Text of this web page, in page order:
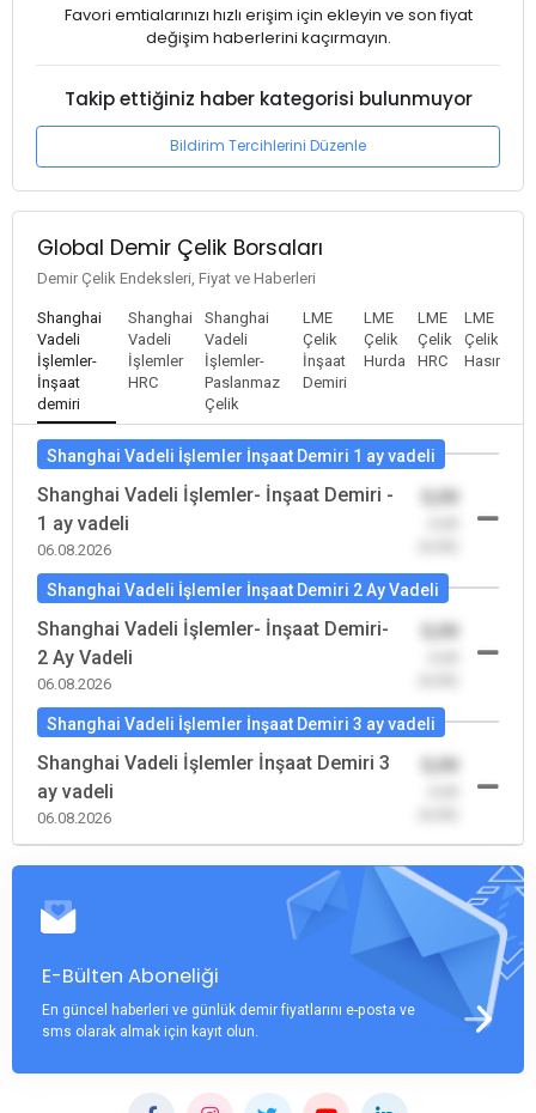
Favori emtialarınızı hızlı erişim için ekleyin ve son fiyat
değişim haberlerini kaçırmayın.
Takip ettiğiniz haber kategorisi bulunmuyor
Bildirim Tercihlerini Düzenle
Global Demir Çelik Borsaları
Demir Çelik Endeksleri, Fiyat ve Haberleri
Shanghai
Vadeli
İşlemler-
İnşaat
demiri
Shanghai
Vadeli
İşlemler
HRC
Shanghai
Vadeli
İşlemler-
Paslanmaz
Çelik
LME
Çelik
İnşaat
Demiri
LME
Çelik
Hurda
LME
Çelik
HRC
LME
Çelik
Hasır
Shanghai Vadeli İşlemler İnşaat Demiri 1 ay vadeli
Shanghai Vadeli İşlemler- İnşaat Demiri -
1 ay vadeli
06.08.2026
Shanghai Vadeli İşlemler İnşaat Demiri 2 Ay Vadeli
Shanghai Vadeli İşlemler- İnşaat Demiri-
2 Ay Vadeli
06.08.2026
Shanghai Vadeli İşlemler İnşaat Demiri 3 ay vadeli
Shanghai Vadeli İşlemler İnşaat Demiri 3
ay vadeli
06.08.2026
E-Bülten Aboneliği
En güncel haberleri ve günlük demir fiyatlarını e-posta ve
sms olarak almak için kayıt olun.